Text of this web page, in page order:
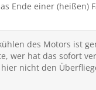
Ende einer (heißen)
des Motors ist
wer hat das sofort
nicht den